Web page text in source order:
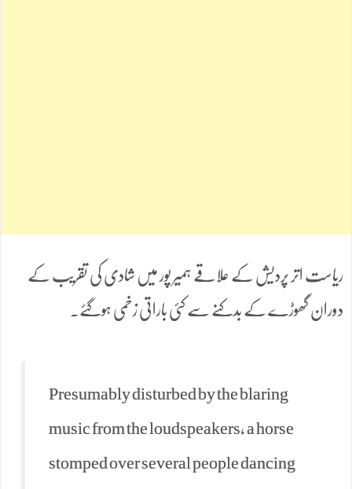
ریاست اتر پردیش کے علاقے ہمیر پور میں شادی کی تقریب کے
دوران گھوڑے کے بدکنے سے کئی باراتی زخمی ہوگئے۔
Presumably disturbed by the blaring
music from the loudspeakers, a horse
stomped over several people dancing